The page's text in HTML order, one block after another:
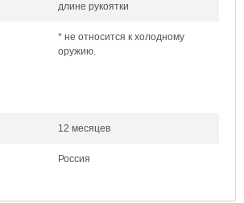
длине рукоятки
* не относится к холодному
оружию.
12 месяцев
Россия